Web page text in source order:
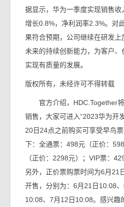
据显示，华为一季度实现销售
增长0.8%，净利润率2.3%。对
果符合预期，公司继续在研发
未来的持续创新能力，为客户、
实现有质量的发展。
版权所有，未经许可不得转载
官方介绍，HDC.Together将
销售，大家可进入“2023华为开
20日24点之前购买可享受早鸟
下：全通票：498元（正价：
（正价：2298元）；VIP票：
另外，正价票购票时间为6月21
开售，分别为：6月21日10:08
10:08、7月12日10:08。感兴趣